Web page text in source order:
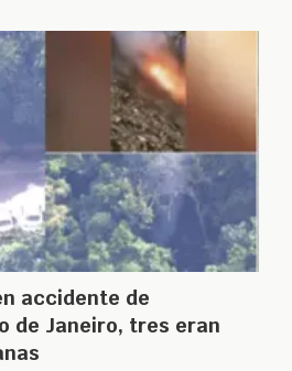
accidente de
de Janeiro, tres eran